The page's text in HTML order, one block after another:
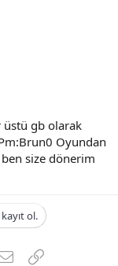
üstü gb olarak
Oyundan
ben size dönerim
ol.
E-postaLink